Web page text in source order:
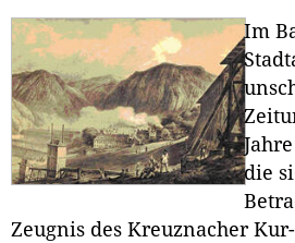
Im
die
Zeugnis des Kreuznacher